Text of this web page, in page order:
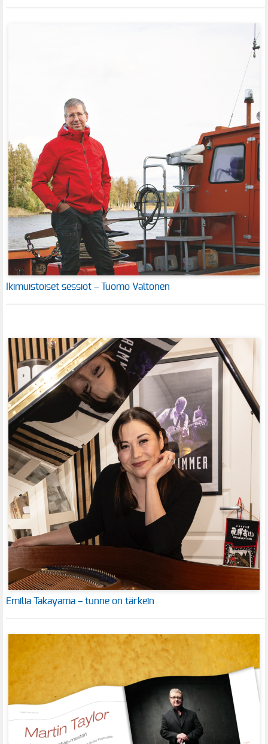
Ikimuistoiset sessiot – Tuomo Valtonen
Emilia Takayama – tunne on tärkein